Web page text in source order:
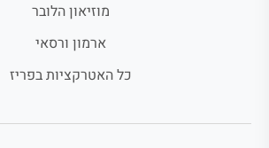
מוזיאון הלובר
ארמון ורסאי
כל האטרקציות בפריז